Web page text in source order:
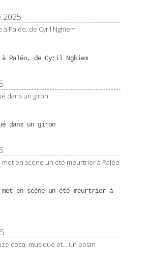
2025
Paléo, de Cyril Nghiem
dans un giron
en scène un été meurtrier à